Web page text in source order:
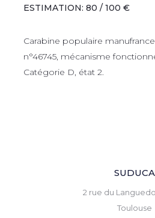
ESTIMATION: 80 / 100 €
Carabine populaire
n°46745, mécanisme
Catégorie D, état 2.
SUDUCA
2 rue du
Toulouse